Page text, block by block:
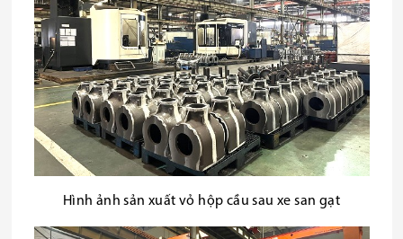
Hình ảnh sản xuất vỏ hộp cầu sau xe san gạt